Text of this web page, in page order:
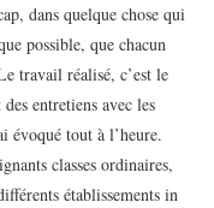
dans quelque chose qui
possible, que chacun
travail réalisé, c’est le
entretiens avec les
évoqué tout à l’heure.
classes ordinaires,
établissements in